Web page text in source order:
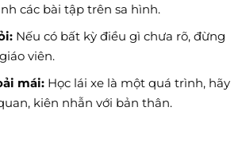
các bài tập trên sa hình.
Nếu có bất kỳ điều gì chưa rõ, đừng
viên.
mái:Học lái xe là một quá trình, hãy
kiên nhẫn với bản thân.